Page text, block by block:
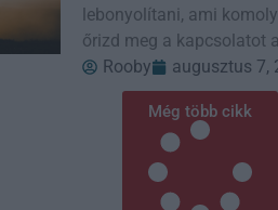
lebonyolítani, ami
őrizd meg a kapcsolatot
Rooby
augusztus 7,
Még több cikk